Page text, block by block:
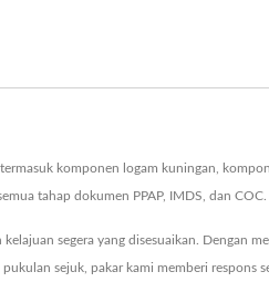
komponen logam kuningan,
tahap dokumen PPAP, IMDS, dan COC.
segera yang disesuaikan. Dengan
sejuk, pakar kami memberi respons